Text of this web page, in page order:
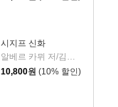
시지프 신화
알베르 카뮈 저/김화영 역
10,800원 (10% 할인)